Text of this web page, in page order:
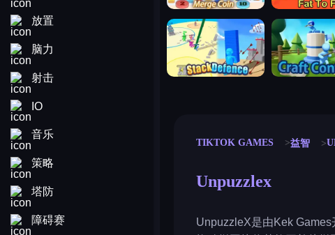
放置
脑力
射击
IO
音乐
策略
塔防
障碍赛
stack defence craft conflict
TIKTOK GAMES 益智
Unpuzzlex
UnpuzzleX是由Kek